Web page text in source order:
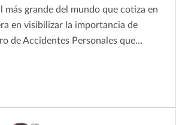
más grande del mundo que cotiza en
en visibilizar la importancia de
de Accidentes Personales que